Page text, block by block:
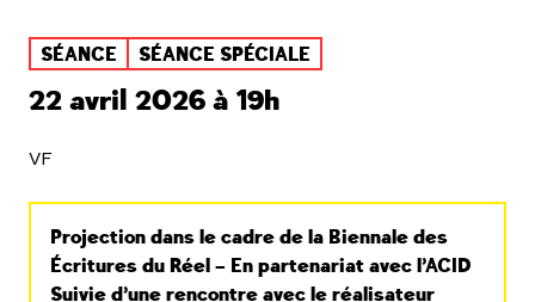
SÉANCE SÉANCE SPÉCIALE
22 avril 2026 à 19h
VF
Projection dans le cadre de la Biennale des
Écritures du Réel – En partenariat avec l’ACID
Suivie d’une rencontre avec le réalisateur